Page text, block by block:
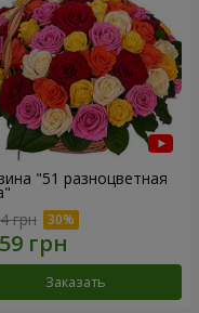
"51 разноцветная
грн
Заказать